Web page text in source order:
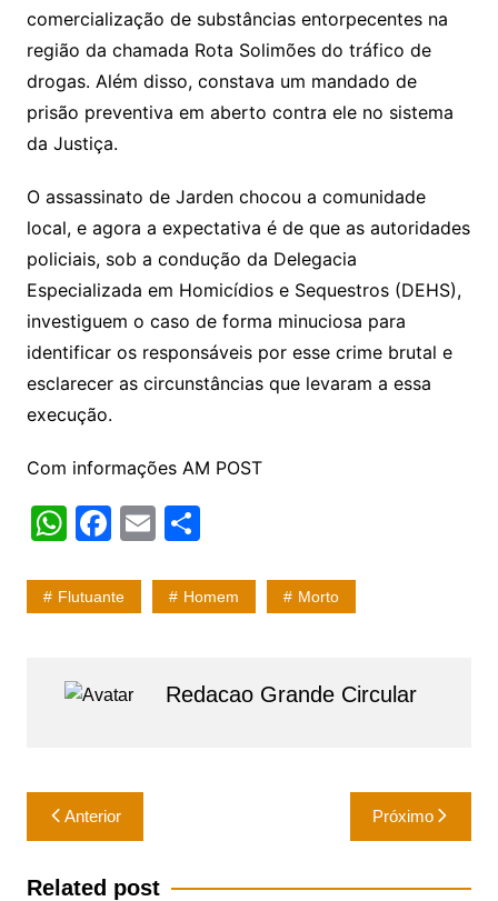
comercialização de substâncias entorpecentes na
região da chamada Rota Solimões do tráfico de
drogas. Além disso, constava um mandado de
prisão preventiva em aberto contra ele no sistema
da Justiça.
O assassinato de Jarden chocou a comunidade
local, e agora a expectativa é de que as autoridades
policiais, sob a condução da Delegacia
Especializada em Homicídios e Sequestros (DEHS),
investiguem o caso de forma minuciosa para
identificar os responsáveis por esse crime brutal e
esclarecer as circunstâncias que levaram a essa
execução.
Com informações AM POST
W
at
p
F
c
o
E
ai
S
ar
Flutuante Homem Morto
Redacao Grande Circular
Navegação
de
Post
Anterior Próximo
Related post